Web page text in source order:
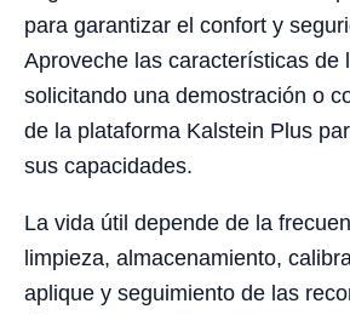
para garantizar el confort y
Aproveche las características de
solicitando una demostración o
de la plataforma Kalstein Plus
sus capacidades.
La vida útil depende de la
limpieza, almacenamiento,
aplique y seguimiento de las